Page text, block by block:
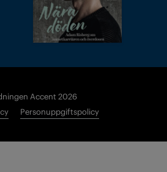
Accent 2026
Personuppgiftspolicy